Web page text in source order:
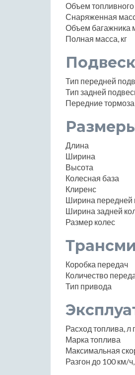
Объем топливного
Снаряженная
Объем багажника
Полная масса, кг
Тип передней
Тип задней
Передние тормоза
Длина
Ширина
Высота
Колесная база
Клиренс
Ширина передней
Ширина задней
Размер колес
Коробка передач
Количество
Тип привода
Расход топлива,
Марка топлива
Максимальная
Разгон до 100 км/